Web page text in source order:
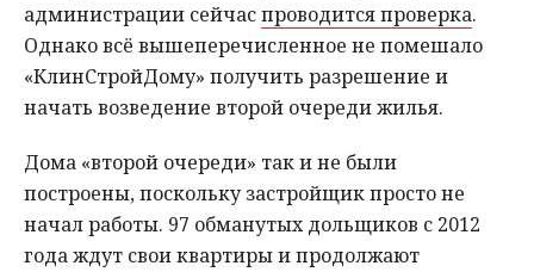
администрации сейчаспроводится проверка.
Однако всё вышеперечисленное не помешало
«КлинСтройДому» получить разрешение и
начать возведение второй очереди жилья.
Дома «второй очереди» так и не были
построены, поскольку застройщик просто не
начал работы. 97 обманутых дольщиков с 2012
года ждут свои квартиры и продолжают